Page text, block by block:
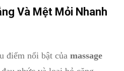
Và Mệt Mỏi Nhanh
nổi bật của massage